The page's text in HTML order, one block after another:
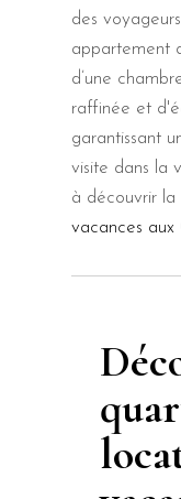
des
appartement
d’une
raffinée et
garantissant
visite dans la
à découvrir la
vacances aux